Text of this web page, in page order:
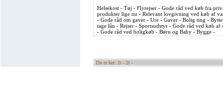
Helsekost - Tøj - Flyrejser - Gode råd ved køb fra
produkter lige nu - Relevant lovgivning ved køb af
- Gode råd om gaver - Ure - Gaver - Bolig ting -
tage lån - Rejser - Sportsudstyr - Gode råd ved køb
- Gode råd ved boligkøb - Børn og Baby - Bygge -
Du er her: 2t - 2t -